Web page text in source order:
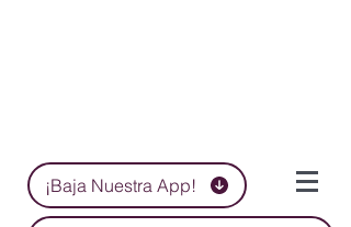
¡Baja Nuestra App!